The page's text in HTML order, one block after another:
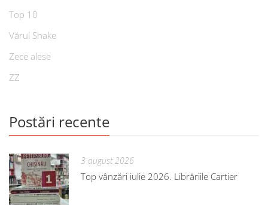
Top 10
Vărul Shake
Zece alese
ZZ
Postări recente
3 august 2026
Top vânzări iulie 2026. Librăriile Cartier